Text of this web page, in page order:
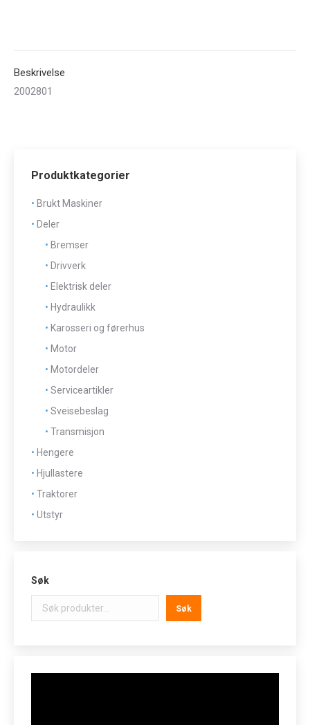
Beskrivelse
2002801
Produktkategorier
Brukt Maskiner
Deler
Bremser
Drivverk
Elektrisk deler
Hydraulikk
Karosseri og førerhus
Motor
Motordeler
Serviceartikler
Sveisebeslag
Transmisjon
Hengere
Hjullastere
Traktorer
Utstyr
Søk
Søk